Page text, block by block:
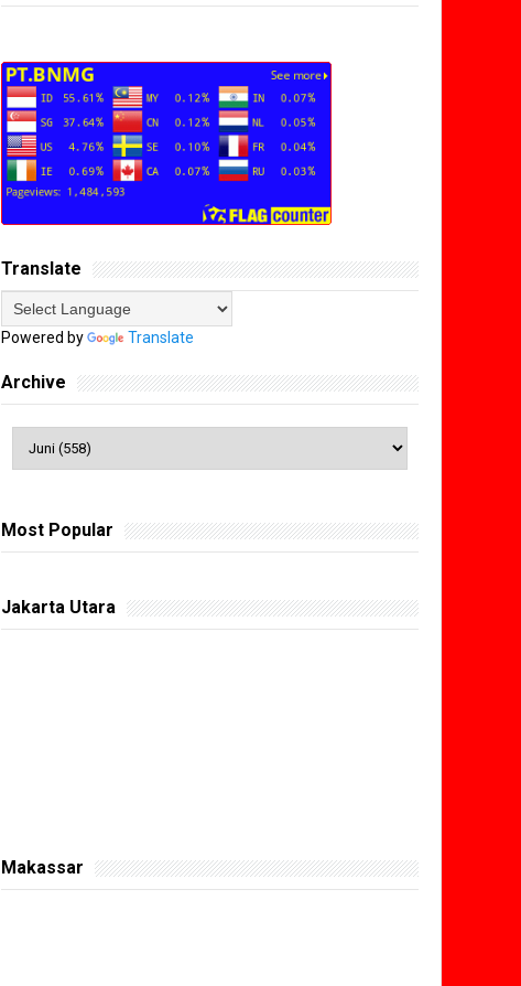
Translate
Powered by Translate
Archive
Most Popular
Jakarta Utara
Makassar